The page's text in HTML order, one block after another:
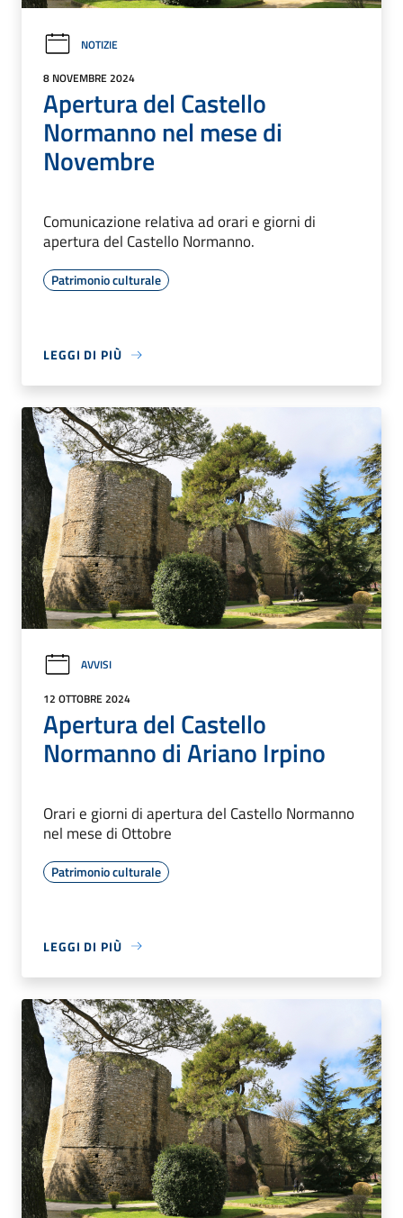
NOTIZIE
8 NOVEMBRE 2024
Apertura del Castello
Normanno nel mese di
Novembre
Comunicazione relativa ad orari e giorni di
apertura del Castello Normanno.
Patrimonio culturale
LEGGI DI PIÙ
AVVISI
12 OTTOBRE 2024
Apertura del Castello
Normanno di Ariano Irpino
Orari e giorni di apertura del Castello Normanno
nel mese di Ottobre
Patrimonio culturale
LEGGI DI PIÙ